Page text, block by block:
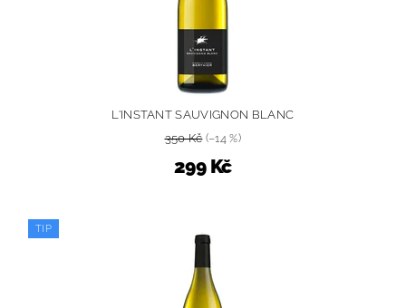
L'INSTANT SAUVIGNON BLANC
350 Kč(–14 %)
299 Kč
TIP